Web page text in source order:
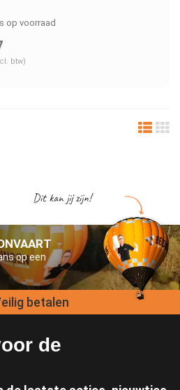
op voorraad
btw)
op een
Dit kan jij zijn!
assortiment
de